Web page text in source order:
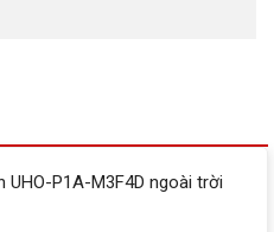
UHO-P1A-M3F4D ngoài trời